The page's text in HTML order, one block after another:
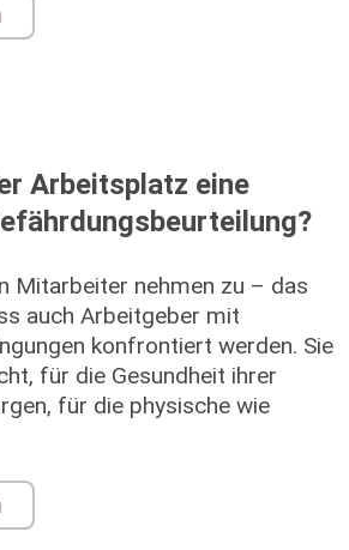
Arbeitsplatz eine
Mitarbeiter nehmen zu – das
auch Arbeitgeber mit
konfrontiert werden. Sie
für die Gesundheit ihrer
für die physische wie